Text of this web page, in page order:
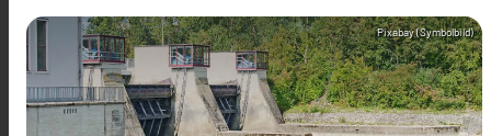
Pixabay (Symbolbild)